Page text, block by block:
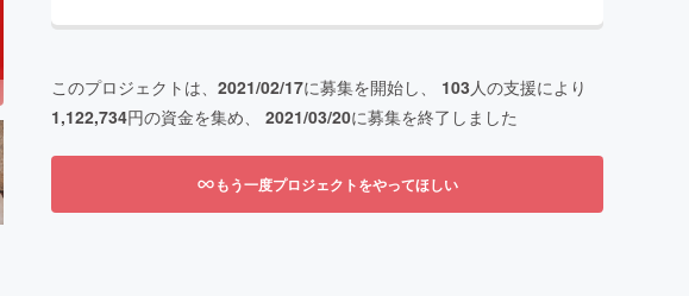
このプロジェクトは、 2021/02/17に募集を開始し、 103人の支援により
1,122,734円の資金を集め、 2021/03/20に募集を終了しました
もう一度プロジェクトをやってほしい